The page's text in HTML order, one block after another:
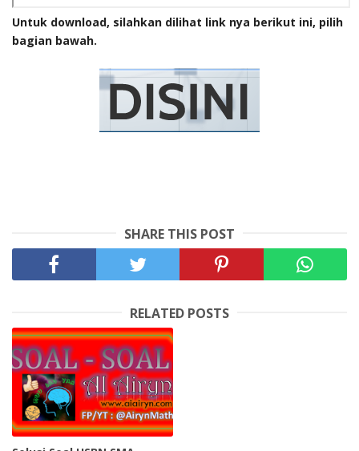
Untuk download, silahkan dilihat link nya berikut ini, pilih
bagian bawah.
SHARE THIS POST
RELATED POSTS